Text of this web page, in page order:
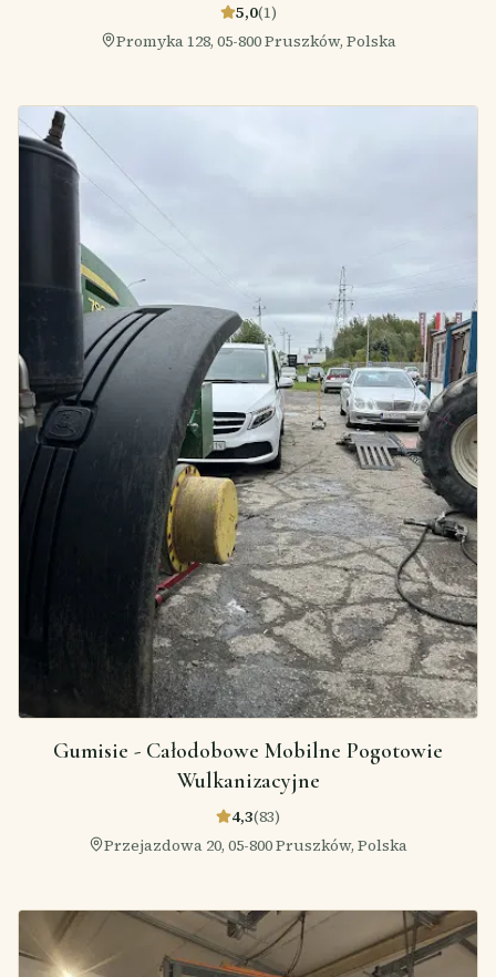
5,0(1)
Promyka 128, 05-800 Pruszków, Polska
Gumisie - Całodobowe Mobilne Pogotowie
Wulkanizacyjne
4,3(83)
Przejazdowa 20, 05-800 Pruszków, Polska